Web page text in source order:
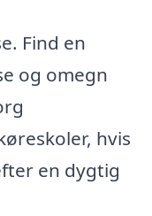
Find en
og omegn
hvis
en dygtig